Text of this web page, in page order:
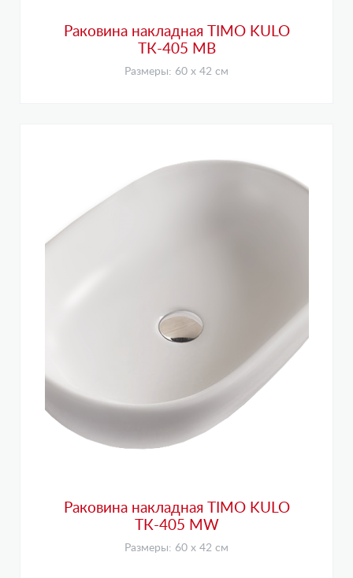
Раковина накладная TIMO KULO
ТК-405 MB
Размеры: 60 х 42 см
Раковина накладная TIMO KULO
ТК-405 MW
Размеры: 60 х 42 см